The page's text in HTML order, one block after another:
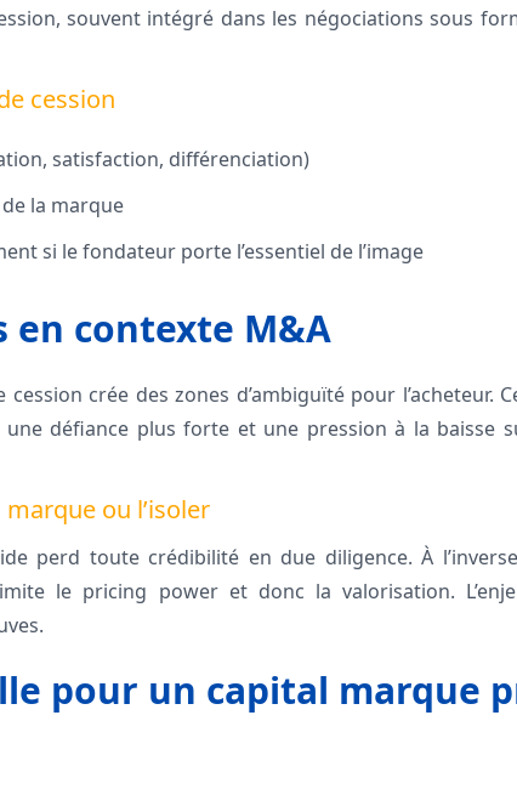
souvent intégré dans les négociations sous
cession
satisfaction, différenciation)
la marque
si le fondateur porte l’essentiel de l’image
contexte M&A
crée des zones d’ambiguïté pour l’acheteur.
défiance plus forte et une pression à la baisse
ou l’isoler
perd toute crédibilité en due diligence. À
le pricing power et donc la valorisation.
pour un capital marque